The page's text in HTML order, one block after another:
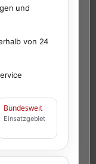
und
von 24
Bundesweit
Einsatzgebiet